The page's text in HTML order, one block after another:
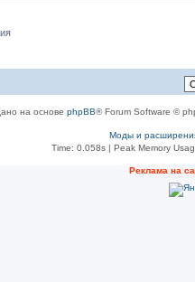
на основе phpBB® Forum Software ©
Моды и
Time: 0.058s| Peak Memory
Реклама на